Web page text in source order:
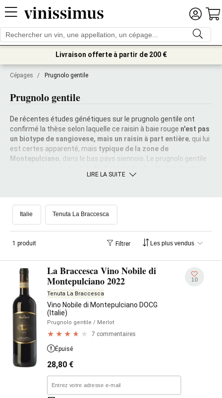
Livraison offerte à partir de 200 €
Cépages / Prugnolo gentile
Prugnolo gentile
De récentes études génétiques sur le prugnolo gentile ont
confirmé la thèse selon laquelle ce raisin à baie rouge n'est pas
un biotype de sangiovese, mais un raisin à part entière, qui lui
est certes apparenté, mais typique de la zone de
Montepulciano, dans le bas pays siennois. Le prugnolo gentile
veloutée et la plus prête du sangiovese
consommation
- sous la forme du Rosso di
Montepulciano DOC - mais aussi à un long
LIRE LA SUITE
Italie Tenuta La Braccesca
1 produit Filtrer
La Braccesca Vino Nobile di
Montepulciano 2022
Tenuta La Braccesca
Vino Nobile di Montepulciano DOCG
(Italie)
Prugnolo gentile / Merlot
7 commentaires
10
Épuisé
28,80 €